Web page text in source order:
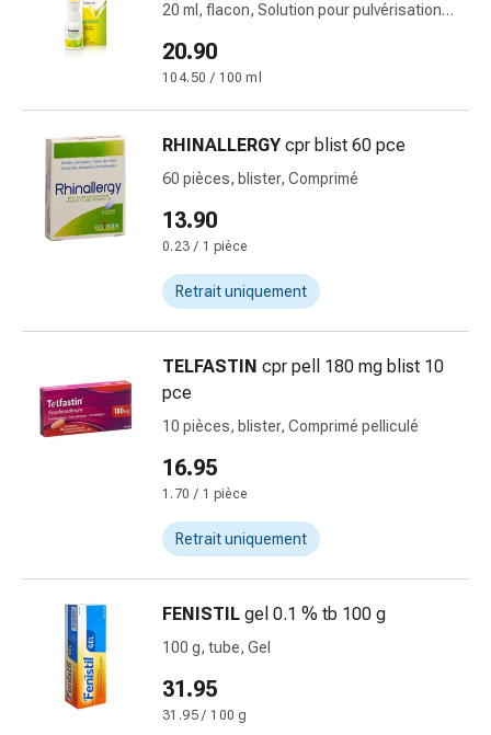
Soins
oreilles
Gouttes
yeux
Inflammation
yeux
Pansements
les
yeux
Hygiène
yeux
cardiaque
contention
Troubles
20 ml, flacon, Solution pour pulvérisation
20.90
104.50 / 100 ml
RHINALLERGY cpr blist 60 pce
60 pièces, blister, Comprimé
13.90
0.23 / 1 pièce
Retrait uniquement
TELFASTIN cpr pell 180 mg blist 10
pce
10 pièces, blister, Comprimé pelliculé
16.95
1.70 / 1 pièce
Retrait uniquement
FENISTIL gel 0.1 % tb 100 g
100 g, tube, Gel
31.95
31.95 / 100 g